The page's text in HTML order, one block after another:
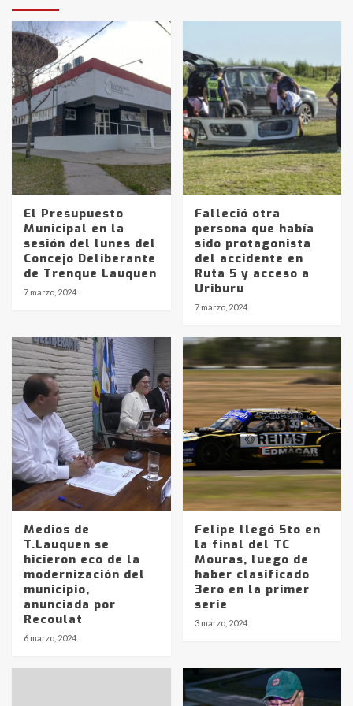
El Presupuesto
Municipal en la
sesión del lunes del
Concejo Deliberante
de Trenque Lauquen
7 marzo, 2024
Falleció otra
persona que había
sido protagonista
del accidente en
Ruta 5 y acceso a
Uriburu
7 marzo, 2024
Medios de
T.Lauquen se
hicieron eco de la
modernización del
municipio,
anunciada por
Recoulat
6 marzo, 2024
Felipe llegó 5to en
la final del TC
Mouras, luego de
haber clasificado
3ero en la primer
serie
3 marzo, 2024
Identidad de los adolescentes
en la mañana del lunes